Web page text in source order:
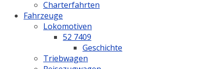
Charterfahrten
Fahrzeuge
Lokomotiven
52 7409
Geschichte
Triebwagen